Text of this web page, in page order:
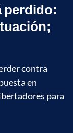
perdido:
contra
en
para